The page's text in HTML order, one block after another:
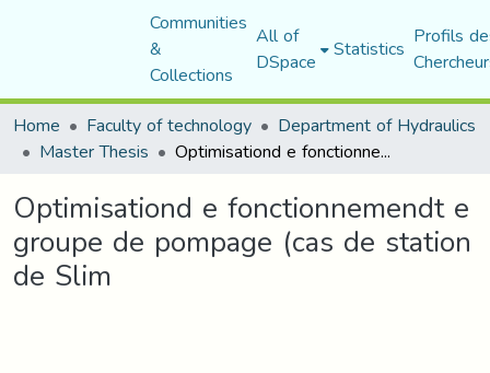
Communities
&
Collections
All of
DSpace Statistics Profils
Home
Faculty of technology Department of Hydraulics
Master Thesis Optimisationd e fonctionnemendt e groupe de pompage (cas de station de Slim
Optimisationd e fonctionnemendt e
groupe de pompage (cas de station
de Slim